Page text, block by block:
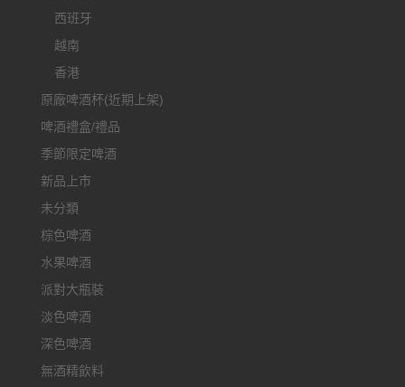
西班牙
越南
香港
原廠啤酒杯(近期上架)
啤酒禮盒/禮品
季節限定啤酒
新品上市
未分類
棕色啤酒
水果啤酒
派對大瓶裝
淡色啤酒
深色啤酒
無酒精飲料